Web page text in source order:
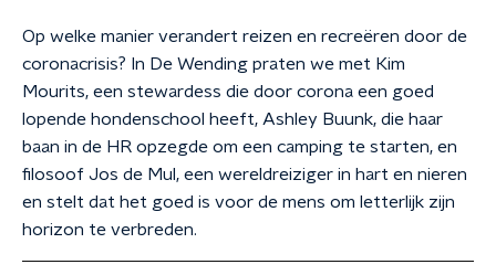
Op welke manier verandert reizen en recreëren door de
coronacrisis? In De Wending praten we met Kim
Mourits, een stewardess die door corona een goed
lopende hondenschool heeft, Ashley Buunk, die haar
baan in de HR opzegde om een camping te starten, en
filosoof Jos de Mul, een wereldreiziger in hart en nieren
en stelt dat het goed is voor de mens om letterlijk zijn
horizon te verbreden.